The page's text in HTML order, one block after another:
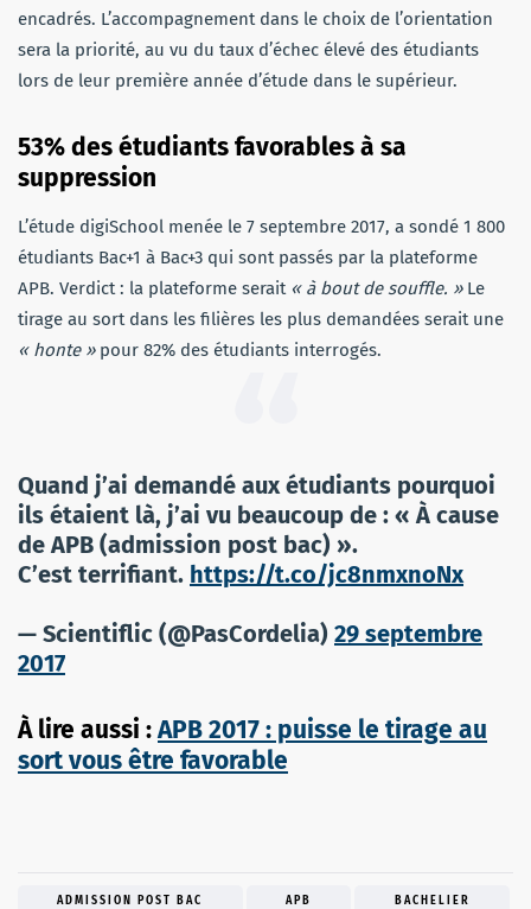
encadrés. L’accompagnement dans le choix de l’orientation
sera la priorité, au vu du taux d’échec élevé des étudiants
lors de leur première année d’étude dans le supérieur.
53% des étudiantsfavorables à sa
suppression
L’étude digiSchool menée le 7 septembre 2017, a sondé 1 800
étudiants Bac+1 à Bac+3 qui sont passés par la plateforme
APB. Verdict : la plateforme serait « à bout de souffle. »Le
tirage au sort dans les filières les plus demandées serait une
« honte »pour 82% des étudiants interrogés.
Quand j’ai demandé aux étudiants pourquoi
ils étaient là, j’ai vu beaucoup de : « À cause
de APB (admission post bac) ».
C’est terrifiant. https://t.co/jc8nmxnoNx
— Scientiflic (@PasCordelia) 29 septembre
2017
À lire aussi :APB 2017 : puisse le tirage au
sort vous être favorable
ADMISSION POST BAC APB BACHELIER